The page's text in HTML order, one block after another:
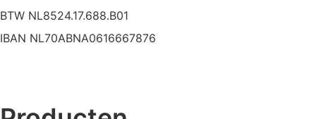
BTW NL8524.17.688.B01
IBAN NL70ABNA0616667876